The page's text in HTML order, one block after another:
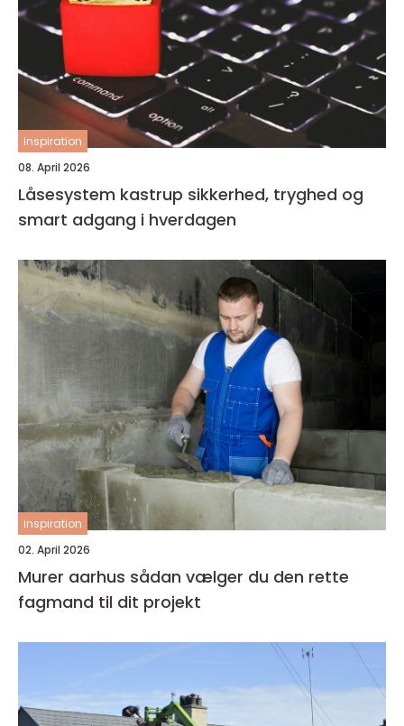
inspiration
08. April 2026
Låsesystem kastrup sikkerhed, tryghed og
smart adgang i hverdagen
inspiration
02. April 2026
Murer aarhus sådan vælger du den rette
fagmand til dit projekt